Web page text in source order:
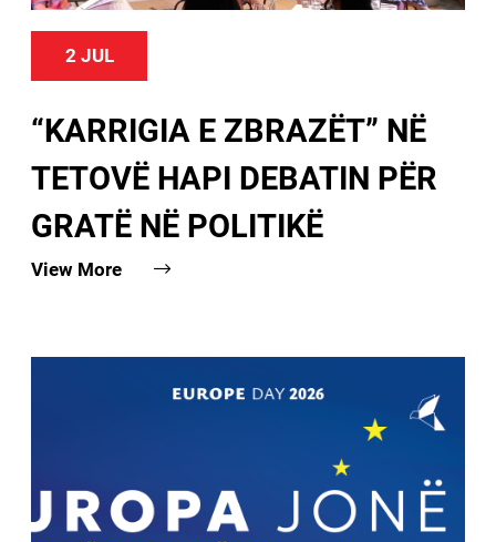
2 JUL
“KARRIGIA E ZBRAZËT” NË
TETOVË HAPI DEBATIN PËR
GRATË NË POLITIKË
View More